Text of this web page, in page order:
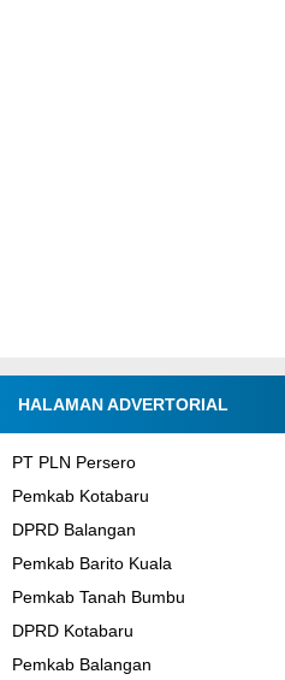
HALAMAN ADVERTORIAL
PT PLN Persero
Pemkab Kotabaru
DPRD Balangan
Pemkab Barito Kuala
Pemkab Tanah Bumbu
DPRD Kotabaru
Pemkab Balangan